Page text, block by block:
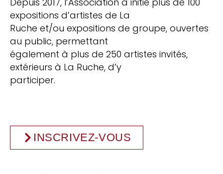
expositions d’artistes de La
Ruche et/ou expositions de groupe, ouvertes
au public, permettant
également à plus de 250 artistes invités,
extérieurs à La Ruche, d’y
participer.
INSCRIVEZ-VOUS